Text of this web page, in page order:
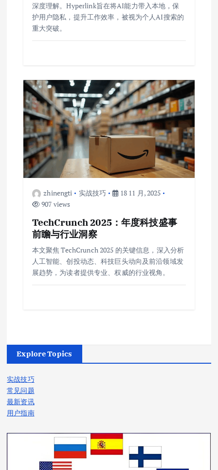
深度理解。Hyperlink旨在将AI能力带入本地，保
护用户隐私，提升工作效率，被视为个人AI搜索的
重大突破。
zhinengti 实战技巧
18 11 月, 2025
907 views
TechCrunch 2025：年度科技盛事
前瞻与行业洞察
本文聚焦 TechCrunch 2025 的关键信息，深入分析
人工智能、创投动态、科技巨头动向及前沿领域发
展趋势，为读者提供专业、权威的行业视角。
Explore Topics
实战技巧
常见问题
最新资讯
用户指南